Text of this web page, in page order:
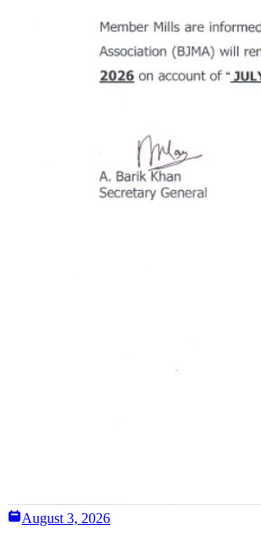
August 3, 2026